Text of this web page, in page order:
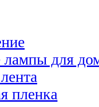
лампы для
пленка